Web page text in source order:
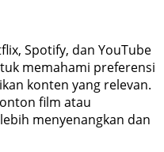
Spotify, dan YouTube
memahami preferensi
konten yang relevan.
film atau
menyenangkan dan